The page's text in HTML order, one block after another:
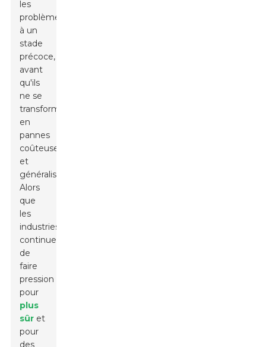
les
problèmes
à un
stade
précoce,
avant
qu'ils
ne se
transforment
en
pannes
coûteuses
et
généralisées.
Alors
que
les
industries
continuent
de
faire
pression
pour
plus
sûr et
pour
des